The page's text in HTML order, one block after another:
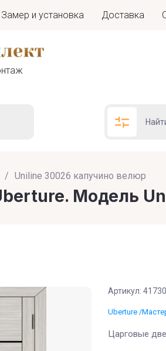
Замер и установка Доставка
Название:
/ Uniline 30026 капучино велюр
Модель
Артикул:
Uberture /
Царговые